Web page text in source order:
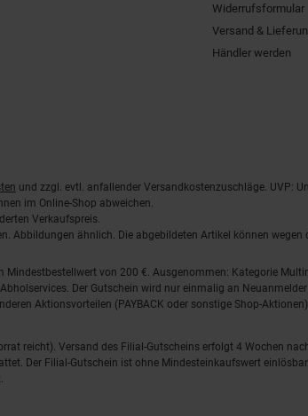
Widerrufsformular
Versand &
Händler werden
und zzgl. evtl. anfallender Versandkostenzuschläge. UVP:
im Online-Shop abweichen.
Verkaufspreis.
Abbildungen ähnlich. Die abgebildeten Artikel können
von 200 €. Ausgenommen: Kategorie
Der Gutschein wird nur einmalig an
Aktionsvorteilen (PAYBACK oder sonstige Shop-
reicht). Versand des Filial-Gutscheins erfolgt 4 Wochen
Der Filial-Gutschein ist ohne Mindesteinkaufswert